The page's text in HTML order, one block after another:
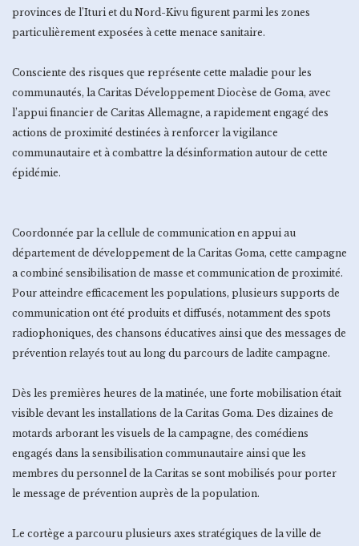
provinces de l’Ituri et du Nord-Kivu figurent parmi les zones
particulièrement exposées à cette menace sanitaire.
Consciente des risques que représente cette maladie pour les
communautés, la Caritas Développement Diocèse de Goma, avec
l’appui financier de Caritas Allemagne, a rapidement engagé des
actions de proximité destinées à renforcer la vigilance
communautaire et à combattre la désinformation autour de cette
épidémie.
Coordonnée par la cellule de communication en appui au
département de développement de la Caritas Goma, cette campagne
a combiné sensibilisation de masse et communication de proximité.
Pour atteindre efficacement les populations, plusieurs supports de
communication ont été produits et diffusés, notamment des spots
radiophoniques, des chansons éducatives ainsi que des messages de
prévention relayés tout au long du parcours de ladite campagne.
Dès les premières heures de la matinée, une forte mobilisation était
visible devant les installations de la Caritas Goma. Des dizaines de
motards arborant les visuels de la campagne, des comédiens
engagés dans la sensibilisation communautaire ainsi que les
membres du personnel de la Caritas se sont mobilisés pour porter
le message de prévention auprès de la population.
Le cortège a parcouru plusieurs axes stratégiques de la ville de